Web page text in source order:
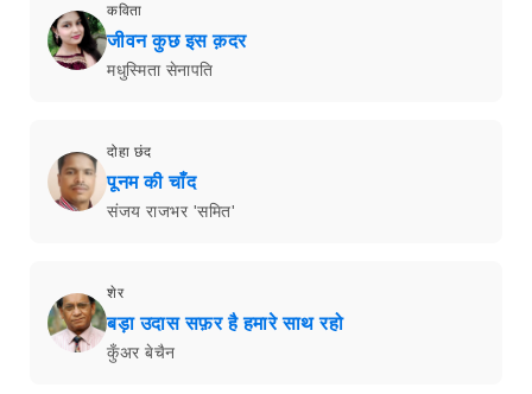
कविता
जीवन कुछ इस क़दर
मधुस्मिता सेनापति
दोहा छंद
पूनम की चाँद
संजय राजभर 'समित'
शेर
बड़ा उदास सफ़र है हमारे साथ रहो
कुँअर बेचैन